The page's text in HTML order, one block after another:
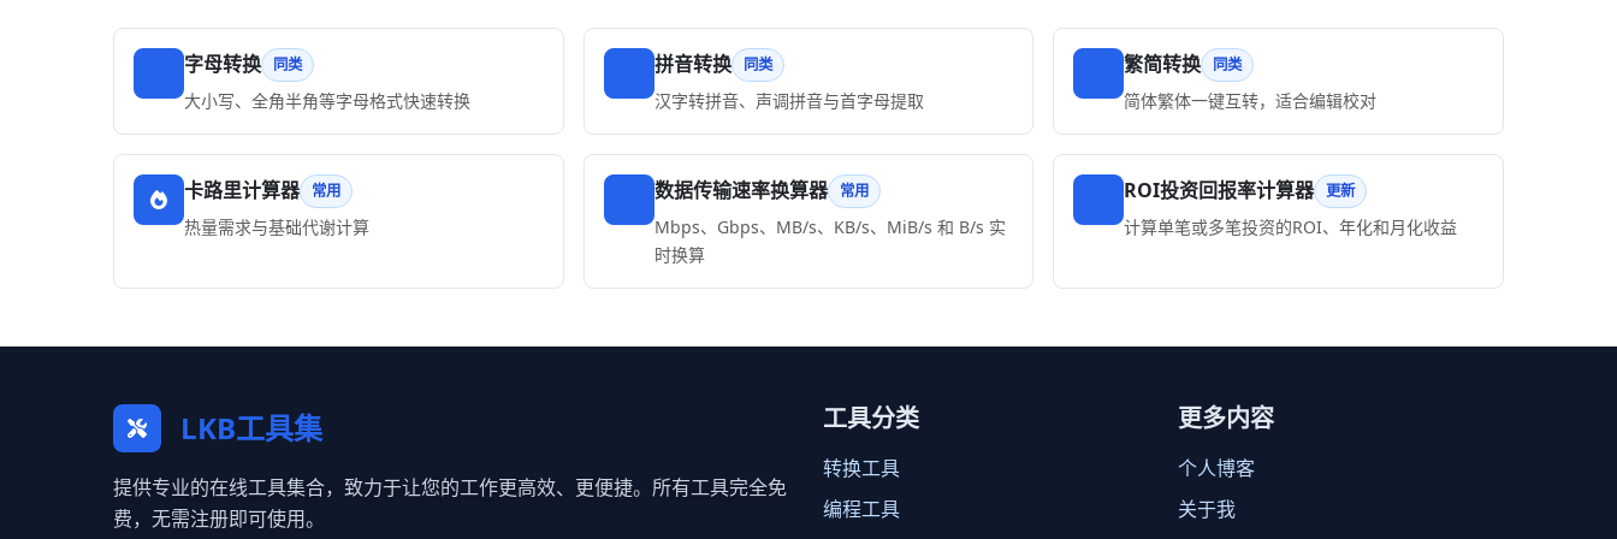
字母转换 同类
大小写、全角半角等字母格式快速转换
拼音转换 同类
汉字转拼音、声调拼音与首字母提取
繁简转换 同类
简体繁体一键互转，适合编辑校对
卡路里计算器 常用
热量需求与基础代谢计算
数据传输速率换算器 常用
Mbps、Gbps、MB/s、KB/s、MiB/s 和 B/s 实
时换算
ROI投资回报率计算器 更新
计算单笔或多笔投资的ROI、年化和月化收益
LKB工具集
提供专业的在线工具集合，致力于让您的工作更高效、更便捷。所有工具完全免
费，无需注册即可使用。
工具分类
转换工具
编程工具
更多内容
个人博客
关于我